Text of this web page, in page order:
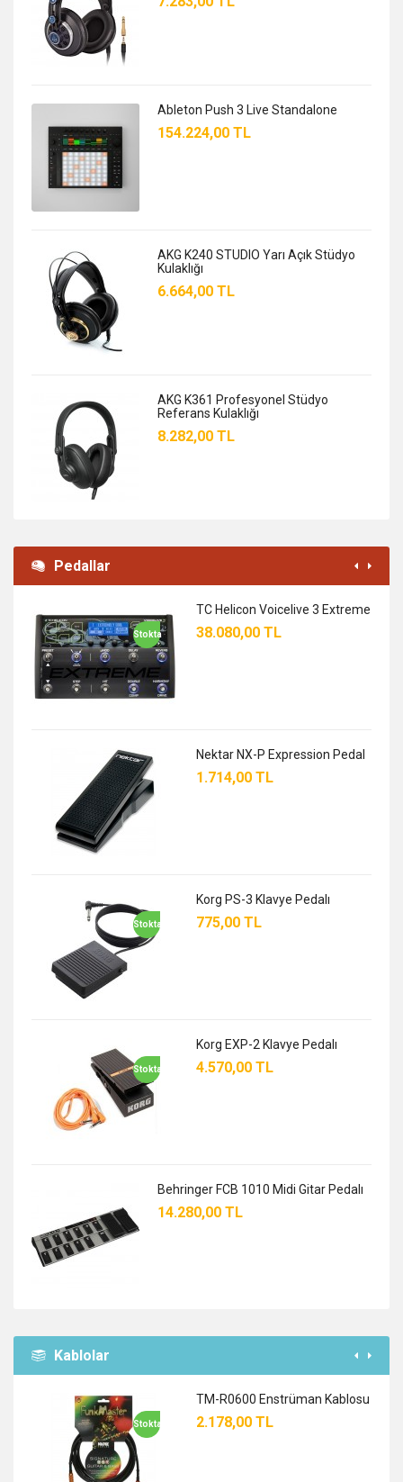
Ableton Push 3 Live Standalone
154.224,00 TL
AKG K240 STUDIO Yarı Açık Stüdyo
Kulaklığı
6.664,00 TL
AKG K361 Profesyonel Stüdyo
Referans Kulaklığı
8.282,00 TL
Pedallar
Stokta
TC Helicon Voicelive 3 Extreme
38.080,00 TL
Nektar NX-P Expression Pedal
1.714,00 TL
Stokta
Korg PS-3 Klavye Pedalı
775,00 TL
Stokta
Korg EXP-2 Klavye Pedalı
4.570,00 TL
Behringer FCB 1010 Midi Gitar Pedalı
14.280,00 TL
Kablolar
Stokta
TM-R0600 Enstrüman Kablosu
2.178,00 TL